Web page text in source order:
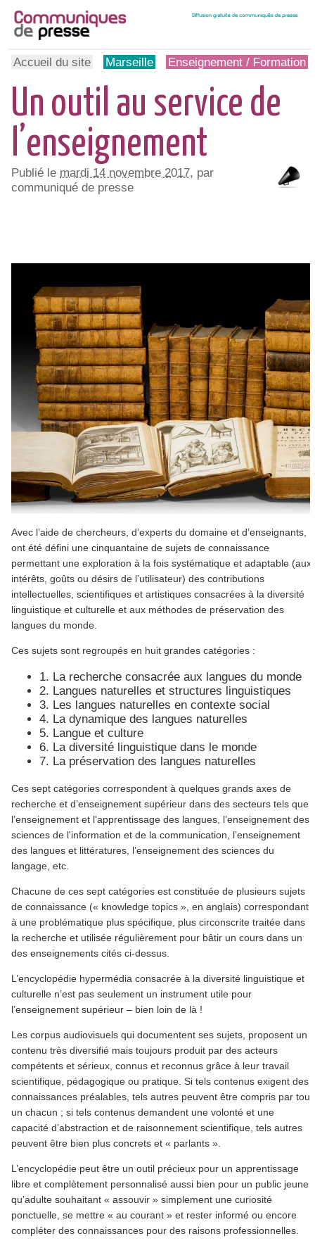
Accueil du site Marseille Enseignement / Formation
Un outil au service de
l’enseignement
Publié le mardi 14 novembre 2017, par
communiqué de presse
Avec l’aide de chercheurs, d’experts du domaine et d’enseignants,
ont été défini une cinquantaine de sujets de connaissance
permettant une exploration à la fois systématique et adaptable (aux
intérêts, goûts ou désirs de l’utilisateur) des contributions
intellectuelles, scientifiques et artistiques consacrées à la diversité
linguistique et culturelle et aux méthodes de préservation des
langues du monde.
Ces sujets sont regroupés en huit grandes catégories :
1. La recherche consacrée aux langues du monde
2. Langues naturelles et structures linguistiques
3. Les langues naturelles en contexte social
4. La dynamique des langues naturelles
5. Langue et culture
6. La diversité linguistique dans le monde
7. La préservation des langues naturelles
Ces sept catégories correspondent à quelques grands axes de
recherche et d’enseignement supérieur dans des secteurs tels que
l’enseignement et l'apprentissage des langues, l’enseignement des
sciences de l'information et de la communication, l’enseignement
des langues et littératures, l’enseignement des sciences du
langage, etc.
Chacune de ces sept catégories est constituée de plusieurs sujets
de connaissance (« knowledge topics », en anglais) correspondant
à une problématique plus spécifique, plus circonscrite traitée dans
la recherche et utilisée régulièrement pour bâtir un cours dans un
des enseignements cités ci-dessus.
L’encyclopédie hypermédia consacrée à la diversité linguistique et
culturelle n’est pas seulement un instrument utile pour
l’enseignement supérieur – bien loin de là !
Les corpus audiovisuels qui documentent ses sujets, proposent un
contenu très diversifié mais toujours produit par des acteurs
compétents et sérieux, connus et reconnus grâce à leur travail
scientifique, pédagogique ou pratique. Si tels contenus exigent des
connaissances préalables, tels autres peuvent être compris par tout
un chacun ; si tels contenus demandent une volonté et une
capacité d’abstraction et de raisonnement scientifique, tels autres
peuvent être bien plus concrets et « parlants ».
L’encyclopédie peut être un outil précieux pour un apprentissage
libre et complètement personnalisé aussi bien pour un public jeune
qu’adulte souhaitant « assouvir » simplement une curiosité
ponctuelle, se mettre « au courant » et rester informé ou encore
compléter des connaissances pour des raisons professionnelles.